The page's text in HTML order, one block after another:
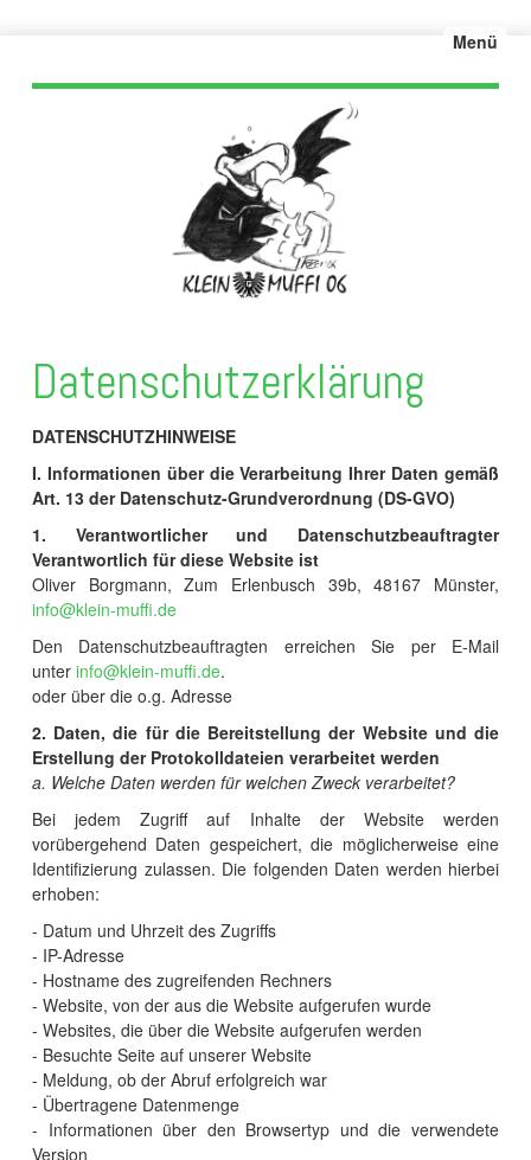
Menü
Datenschutzerklärung
DATENSCHUTZHINWEISE
I. Informationen über die Verarbeitung Ihrer Daten gemäß
Art. 13 der Datenschutz-Grundverordnung (DS-GVO)
1. Verantwortlicher und Datenschutzbeauftragter
Verantwortlich für diese Website ist
Oliver Borgmann, Zum Erlenbusch 39b, 48167 Münster,
info@klein-muffi.de
Den Datenschutzbeauftragten erreichen Sie per E-Mail
unter info@klein-muffi.de.
oder über die o.g. Adresse
2. Daten, die für die Bereitstellung der Website und die
Erstellung der Protokolldateien verarbeitet werden
a. Welche Daten werden für welchen Zweck verarbeitet?
Bei jedem Zugriff auf Inhalte der Website werden
vorübergehend Daten gespeichert, die möglicherweise eine
Identifizierung zulassen. Die folgenden Daten werden hierbei
erhoben:
- Datum und Uhrzeit des Zugriffs
- IP-Adresse
- Hostname des zugreifenden Rechners
- Website, von der aus die Website aufgerufen wurde
- Websites, die über die Website aufgerufen werden
- Besuchte Seite auf unserer Website
- Meldung, ob der Abruf erfolgreich war
- Übertragene Datenmenge
- Informationen über den Browsertyp und die verwendete
Version